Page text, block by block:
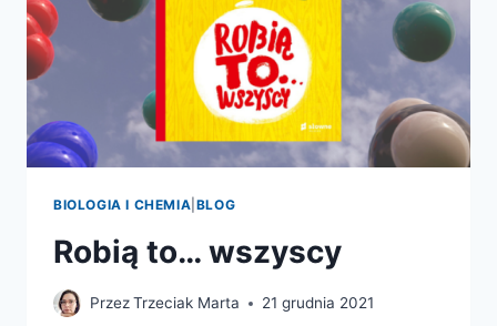
BIOLOGIA I CHEMIA BLOG
Robią to… wszyscy
PrzezTrzeciak Marta 21 grudnia 2021